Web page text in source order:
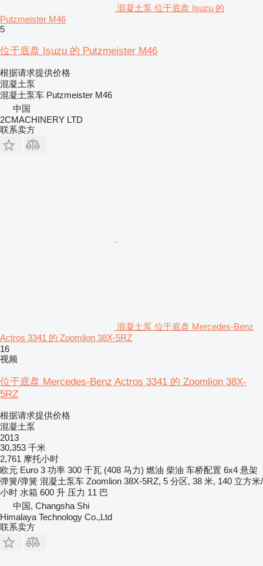
混凝土泵 位于底盘 Isuzu 的
Putzmeister M46
5
位于底盘 Isuzu 的 Putzmeister M46
根据请求提供价格
混凝土泵
混凝土泵车 Putzmeister M46
中国
2CMACHINERY LTD
联系卖方
混凝土泵 位于底盘 Mercedes-Benz
Actros 3341 的 Zoomlion 38X-5RZ
16
视频
位于底盘 Mercedes-Benz Actros 3341 的 Zoomlion 38X-
5RZ
根据请求提供价格
混凝土泵
2013
30,353 千米
2,761 摩托小时
欧元 Euro 3 功率 300 千瓦 (408 马力) 燃油 柴油 车桥配置 6x4 悬架
弹簧/弹簧 混凝土泵车 Zoomlion 38X-5RZ, 5 分区, 38 米, 140 立方米/
小时 水箱 600 升 压力 11 巴
中国, Changsha Shi
Himalaya Technology Co.,Ltd
联系卖方